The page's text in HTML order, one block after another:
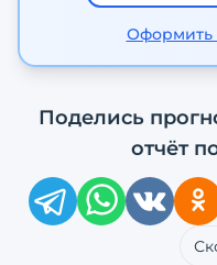
Оформить
Поделись
отчёт